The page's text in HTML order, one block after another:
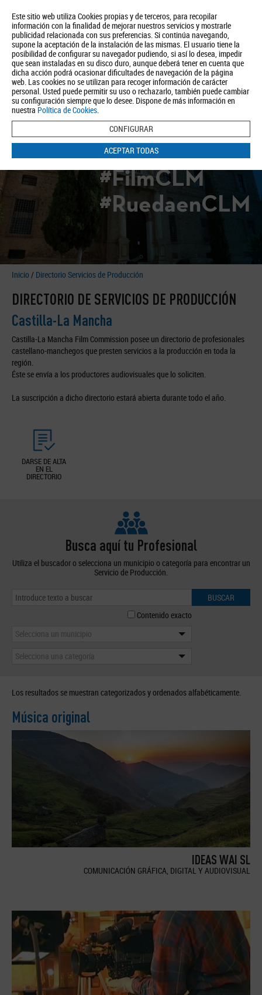
Este sitio web utiliza Cookies propias y de terceros, para recopilar
información con la finalidad de mejorar nuestros servicios y mostrarle
publicidad relacionada con sus preferencias. Si continúa navegando,
supone la aceptación de la instalación de las mismas. El usuario tiene la
posibilidad de configurar su navegador pudiendo, si así lo desea, impedir
que sean instaladas en su disco duro, aunque deberá tener en cuenta que
dicha acción podrá ocasionar dificultades de navegación de la página
web. Las cookies no se utilizan para recoger información de carácter
personal. Usted puede permitir su uso o rechazarlo, también puede cambiar
su configuración siempre que lo desee. Dispone de más información en
nuestra Política de Cookies.
CONFIGURAR
ACEPTAR TODAS
Quiénes somos Turismo Política de Privacidad Aviso Legal
Política de Cookies
BUSCAR
#FilmCLM
#RuedaenCLM
Inicio / Directorio Servicios de Producción
DIRECTORIO DE SERVICIOS DE PRODUCCIÓN
Castilla-La Mancha
Castilla-La Mancha Film Commission posee un directorio de profesionales
castellano-manchegos que presten servicios a la producción en toda la
región.
Éste se envía a los productores audiovisuales que lo soliciten.
La suscripción a dicho directorio estará abierta durante todo el año.
DARSE DE ALTA
EN EL
DIRECTORIO
Busca aquí tu Profesional
Utiliza el buscador o selecciona un municipio o categoría para encontrar un
Servicio de Producción.
BUSCAR
Contenido exacto
Selecciona un municipio
Selecciona una categoría
Los resultados se muestran categorizados y ordenados alfabéticamente.
Música original
IDEAS WAI SL
COMUNICACIÓN GRÁFICA, DIGITAL Y AUDIOVISUAL